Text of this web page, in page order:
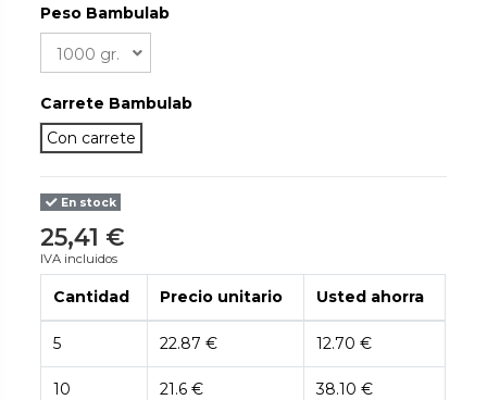
Peso Bambulab
Carrete Bambulab
Con carrete
En stock
25,41 €
IVA incluidos
Cantidad Precio unitario Usted ahorra
5 22.87 € 12.70 €
10 21.6 € 38.10 €